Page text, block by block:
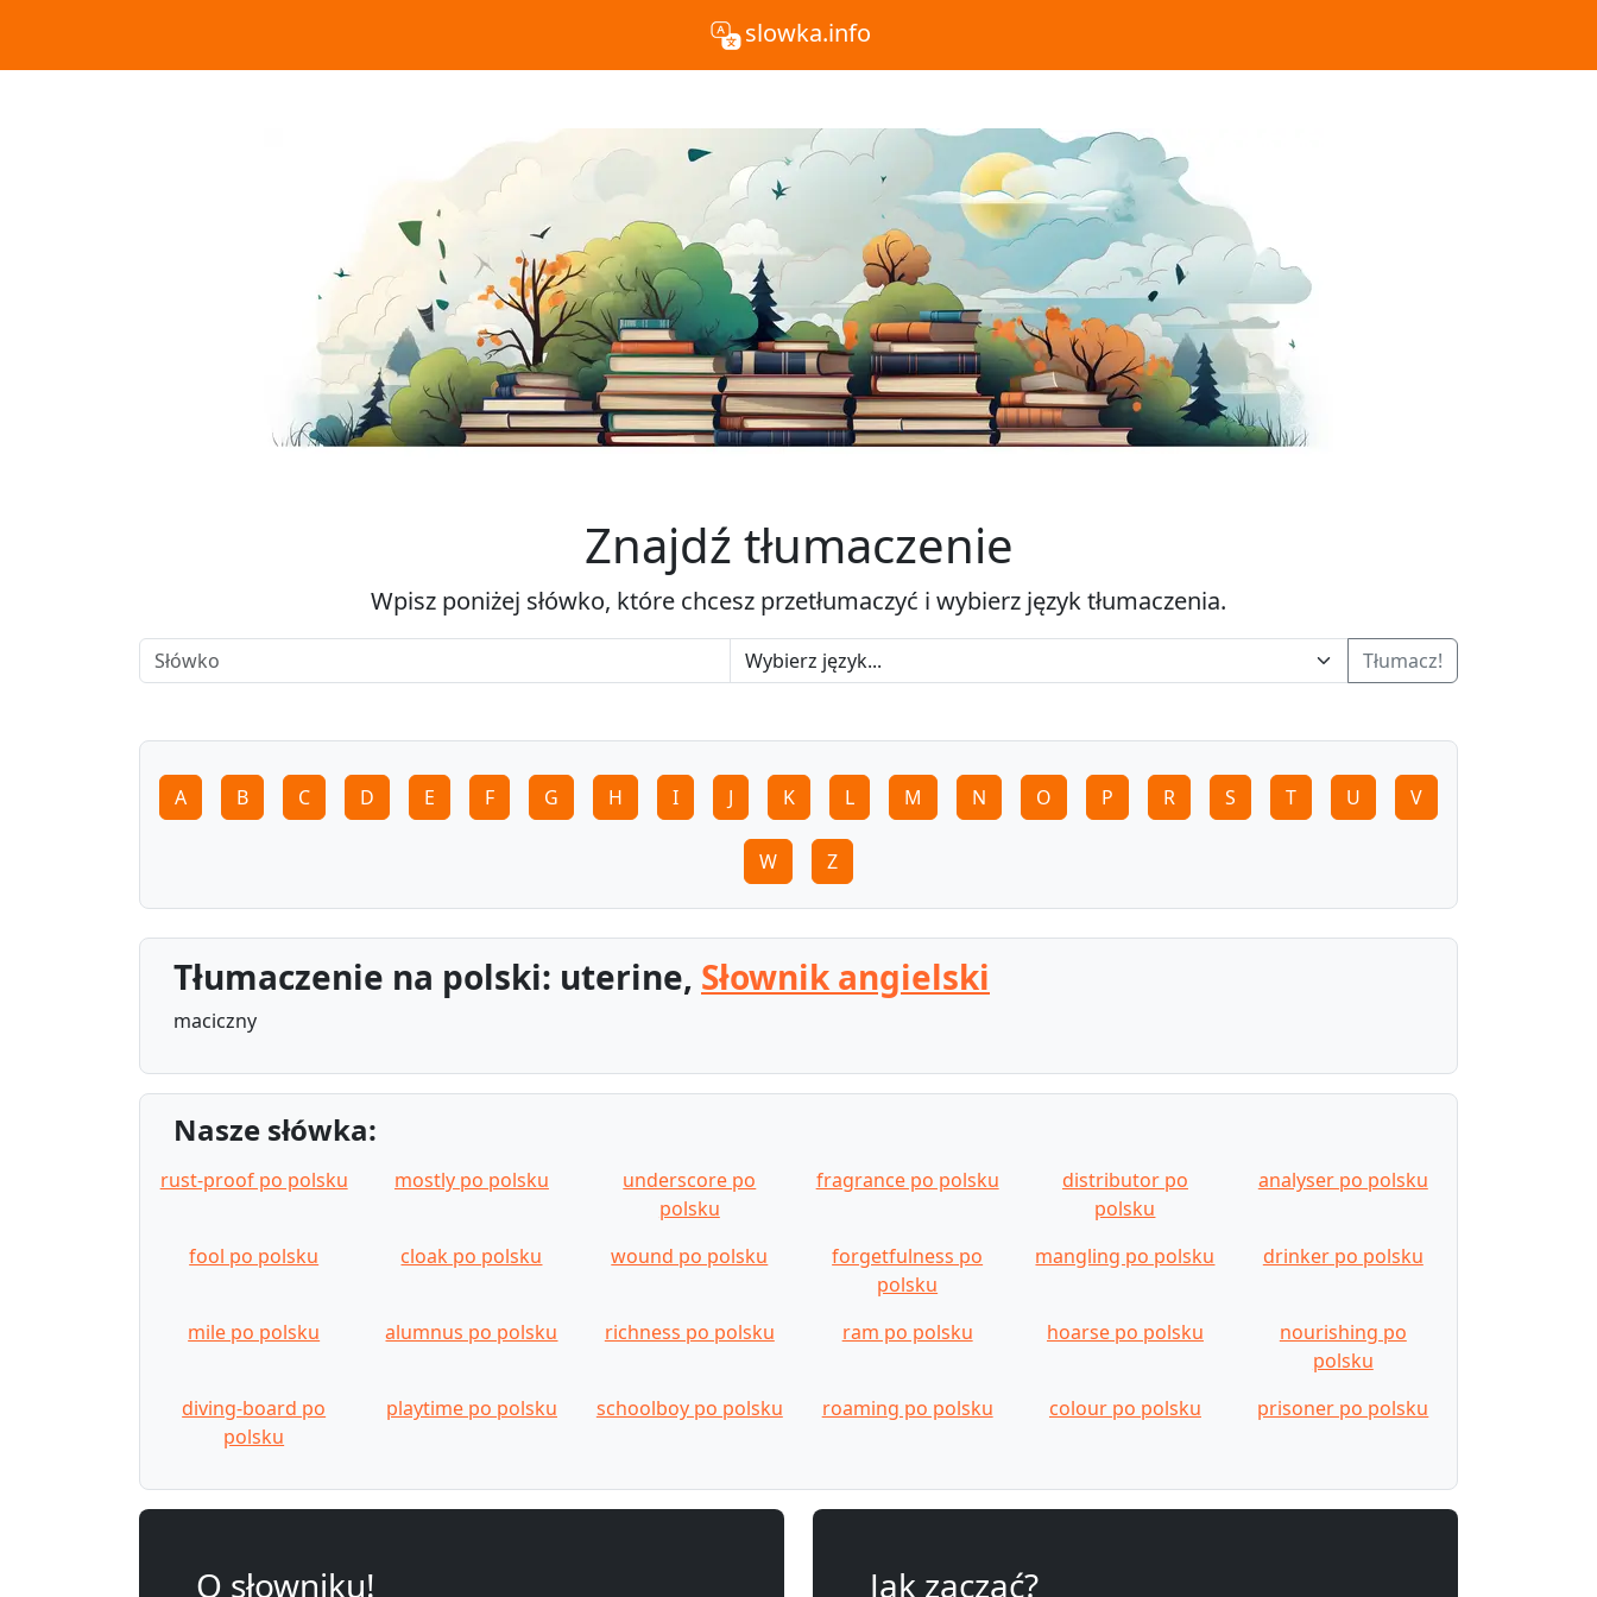
slowka.info
Znajdź tłumaczenie
Wpisz poniżej słówko, które chcesz przetłumaczyć i wybierz język tłumaczenia.
Tłumacz!
A B C D E F G H I J K L M N O P R S T U V
W Z
Tłumaczenie na polski: uterine, Słownik angielski
maciczny
Nasze słówka:
rust-proof po polsku mostly po polsku
underscore po
polsku
fragrance po polsku
distributor po
polsku
analyser po polsku
fool po polsku cloak po polsku wound po polsku
forgetfulness po
polsku
mangling po polsku drinker po polsku
mile po polsku alumnus po polsku richness po polsku ram po polsku hoarse po polsku
nourishing po
polsku
diving-board po
polsku
playtime po polsku schoolboy po polsku roaming po polsku colour po polsku prisoner po polsku
O słowniku! Jak zacząć?